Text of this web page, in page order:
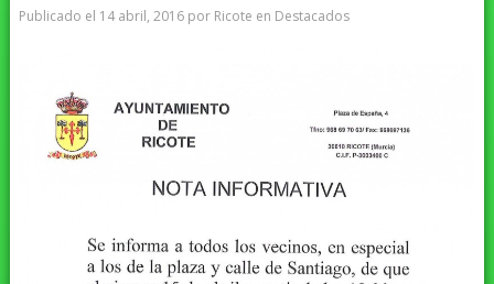
Publicado el 14 abril, 2016por Ricote en Destacados